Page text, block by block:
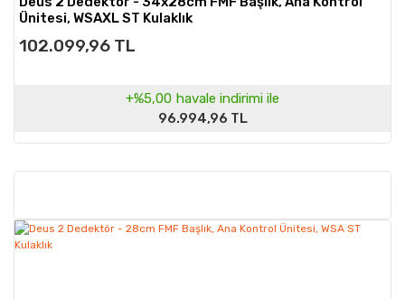
Ünitesi, WSAXL ST Kulaklık
102.099,96 TL
+%5,00 havale indirimi ile
96.994,96 TL